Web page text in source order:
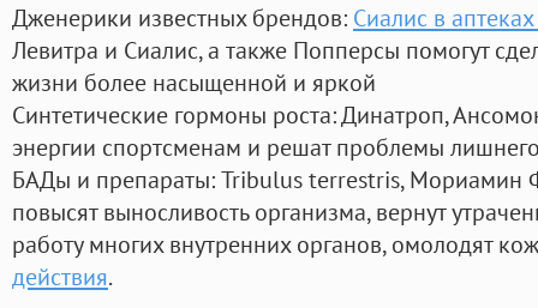
Дженерики известных брендов: Сиалис в
Левитра и Сиалис, а также Попперсы помогут
жизни более насыщенной и яркой
Синтетические гормоны роста: Динатроп,
энергии спортсменам и решат проблемы
БАДы и препараты:Tribulus terrestris, Мориамин
повысят выносливость организма, вернут
работу многих внутренних органов, омолодят
действия.